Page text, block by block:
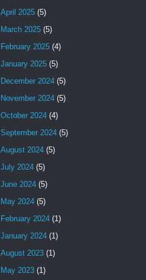
April 2025 (5)
March 2025 (5)
February 2025 (4)
January 2025 (5)
December 2024 (5)
November 2024 (5)
October 2024 (4)
September 2024 (5)
August 2024 (5)
July 2024 (5)
June 2024 (5)
May 2024 (5)
February 2024 (1)
January 2024 (1)
August 2023 (1)
May 2023 (1)